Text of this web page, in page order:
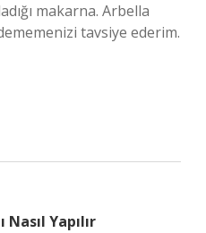
makarna. Arbella
tavsiye ederim.
Yapılır